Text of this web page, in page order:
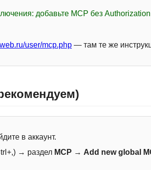
добавьте MCP без
user/mcp.php — там те же
в аккаунт.
→ раздел MCP → Add new global